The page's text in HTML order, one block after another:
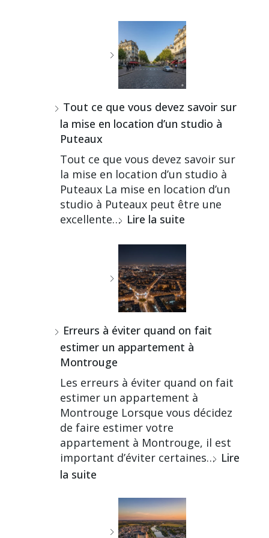
Tout ce que vous devez savoir sur
la mise en location d’un studio à
Puteaux
Tout ce que vous devez savoir sur
la mise en location d’un studio à
Puteaux La mise en location d’un
studio à Puteaux peut être une
excellente… Lire la suite
Erreurs à éviter quand on fait
estimer un appartement à
Montrouge
Les erreurs à éviter quand on fait
estimer un appartement à
Montrouge Lorsque vous décidez
de faire estimer votre
appartement à Montrouge, il est
important d’éviter certaines… Lire
la suite